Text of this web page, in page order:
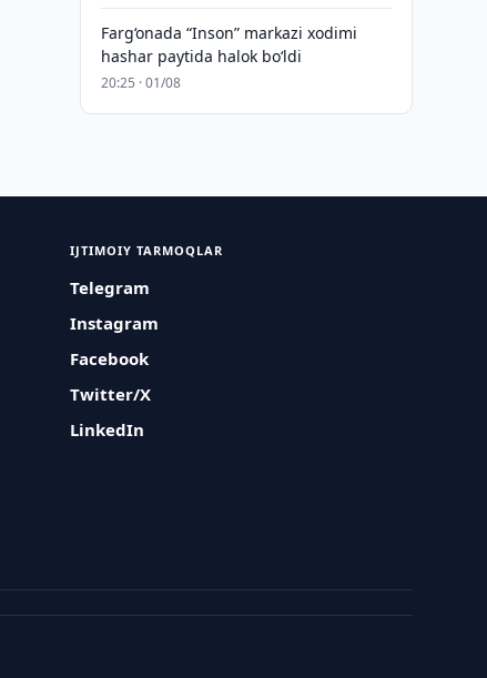
Farg‘onada “Inson” markazi xodimi
hashar paytida halok bo‘ldi
20:25 · 01/08
IJTIMOIY TARMOQLAR
Telegram
Instagram
Facebook
Twitter/X
LinkedIn